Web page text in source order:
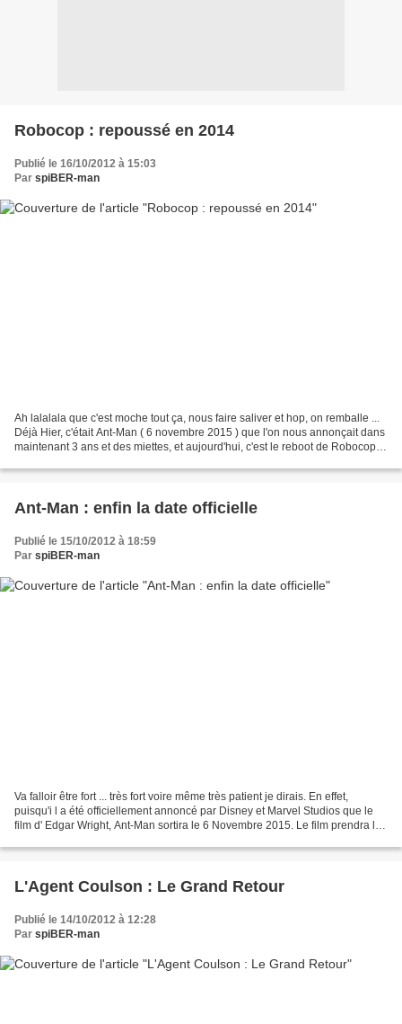
Robocop : repoussé en 2014
Publié le 16/10/2012 à 15:03
Par spiBER-man
Ah lalalala que c'est moche tout ça, nous faire saliver et hop, on remballe ...
Déjà Hier, c'était Ant-Man ( 6 novembre 2015 ) que l'on nous annonçait dans
maintenant 3 ans et des miettes, et aujourd'hui, c'est le reboot de Robocop. "
Ant-Man : enfin la date officielle
Publié le 15/10/2012 à 18:59
Par spiBER-man
Va falloir être fort ... très fort voire même très patient je dirais. En effet,
puisqu'i l a été officiellement annoncé par Disney et Marvel Studios que le
film d' Edgar Wright, Ant-Man sortira le 6 Novembre 2015. Le film prendra la
L'Agent Coulson : Le Grand Retour
Publié le 14/10/2012 à 12:28
Par spiBER-man